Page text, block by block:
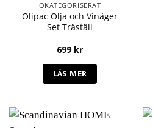
OKATEGORISERAT
Olipac Olja och Vinäger
Set Träställ
699 kr
LÄS MER